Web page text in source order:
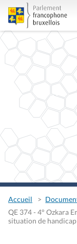
Accueil
QE 374 - 4° Ozkara
situation de handicap